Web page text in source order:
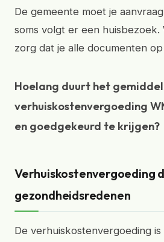
De gemeente moet je
soms volgt er een huisbezoek.
zorg dat je alle documenten
Hoelang duurt het
verhuiskostenvergoeding
en goedgekeurd te krijgen?
Verhuiskostenvergoeding
gezondheidsredenen
De verhuiskostenvergoeding